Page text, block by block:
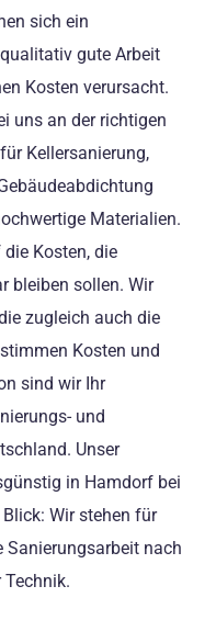
sich ein
gute Arbeit
Kosten verursacht.
uns an der richtigen
Kellersanierung,
Materialien.
Kosten, die
bleiben sollen. Wir
zugleich auch die
Kosten und
sind wir Ihr
und
Unser
in Hamdorf bei
Wir stehen für
nach